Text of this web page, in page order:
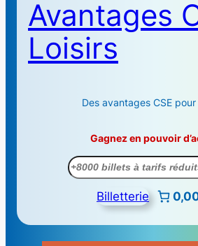
Avantages
Loisirs
Des avantages CSE pour
Gagnez en pouvoir
Recherche
Billetterie